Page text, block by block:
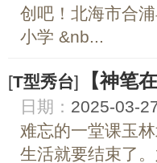
创吧！北海市合
小学 &nb...
[T型秀台] 【神笔
日期： 2025-03-
难忘的一堂课玉
生活就要结束了